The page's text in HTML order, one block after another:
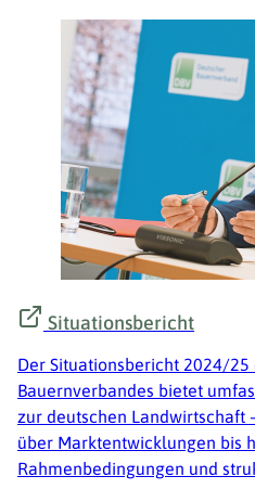
Situationsbericht
Der Situationsbericht 2024/25
Bauernverbandes bietet
zur deutschen Landwirtschaft
über Marktentwicklungen bis
Rahmenbedingungen und